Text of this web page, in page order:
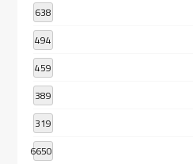
638
494
459
389
319
6650